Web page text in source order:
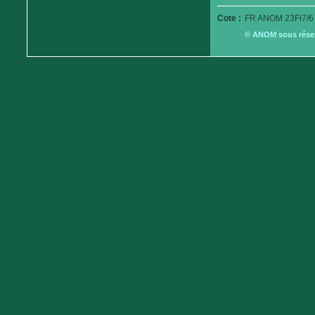
Cote : FR ANOM 23Fi7/6
© ANOM sous